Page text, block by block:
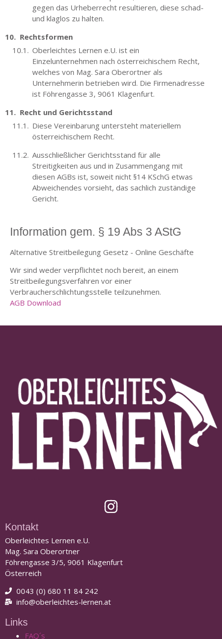
gegen das Urheberrecht resultieren, diese schad-
und klaglos zu halten.
Rechtsformen
Oberleichtes Lernen e.U. ist ein
Einzelunternehmen nach österreichischem Recht,
welches von Mag. Sara Oberortner als
Unternehmerin betrieben wird. Die Firmenadresse
ist Föhrengasse 3, 9061 Klagenfurt.
Recht und Gerichtsstand
Diese Vereinbarung untersteht materiellem
österreichischem Recht.
Ausschließlicher Gerichtsstand für alle
Streitigkeiten aus und in Zusammengang mit
diesen AGBs ist, soweit nicht §14 KSchG etwas
Abweichendes vorsieht, das sachlich zuständige
Gericht.
Information gem. § 19 Abs 3 AStG
Alternative Streitbeilegung Gesetz - Online Geschäfte
Wir sind weder verpflichtet noch bereit, an einem
Streitbeilegungsverfahren vor einer
Verbraucherschlichtungsstelle teilzunehmen.
AGB Download
Kontakt
Oberleichtes Lernen e.U.
Mag. Sara Oberortner
Föhrengasse 3/5, 9061 Klagenfurt
Österreich
0043 (0) 680 11 84 242
info@oberleichtes-lernen.at
Links
FAQ´s